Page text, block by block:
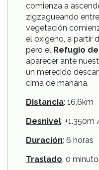
comienza a
zigzagueando
vegetación
el oxígeno, a partir
pero el Refugio
aparecer ante
un merecido
cima de mañana.
Distancia: 16,6km
Desnivel:
Duración: 6 horas
Traslado: 0